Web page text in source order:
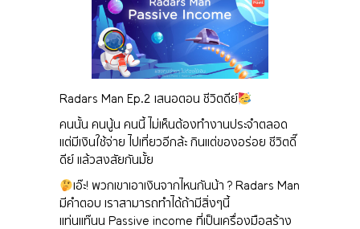
Radars Man Ep.2 เสนอตอน ชีวิตดีย์
คนนั้น คนนู้น คนนี้ ไม่เห็นต้องทำงานประจำตลอด
แต่มีเงินใช้จ่าย ไปเที่ยวอีกล้ะ กินแต่ของอร่อย ชีวิตดี๊
ดีย์ แล้วสงสัยกันมั้ย
เอ๊ะ! พวกเขาเอาเงินจากไหนกันน้า ? Radars Man
มีคำตอบ เราสามารถทำได้ถ้ามีสิ่งๆนี้
แท่นแท๊นน Passive income ที่เป็นเครื่องมือสร้าง